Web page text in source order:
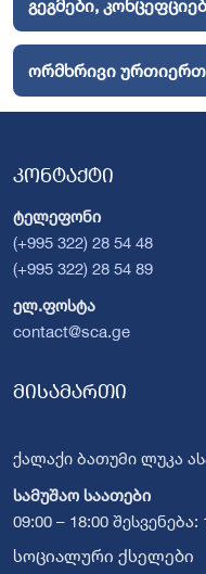
გეგმები,
ორმხრივი
კონტაქტი
ტელეფონი
(+995 322) 28 54 48
(+995 322) 28 54 89
ელ.ფოსტა
contact@sca.ge
მისამართი
ქალაქი ბათუმი ლუკა
სამუშაო საათები
09:00 – 18:00 შესვენება:
სოციალური ქსელები